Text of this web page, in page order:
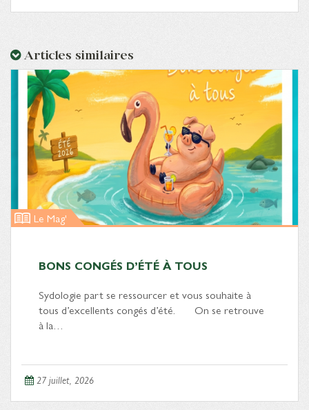
Articles similaires
Le Mag'
BONS CONGÉS D’ÉTÉ À TOUS
Sydologie part se ressourcer et vous souhaite à
tous d’excellents congés d’été. On se retrouve
à la…
27 juillet, 2026